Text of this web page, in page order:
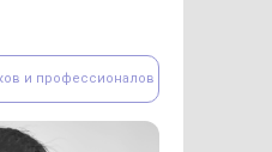
и профессионалов